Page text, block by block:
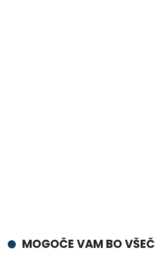
MOGOČE VAM BO VŠEČ